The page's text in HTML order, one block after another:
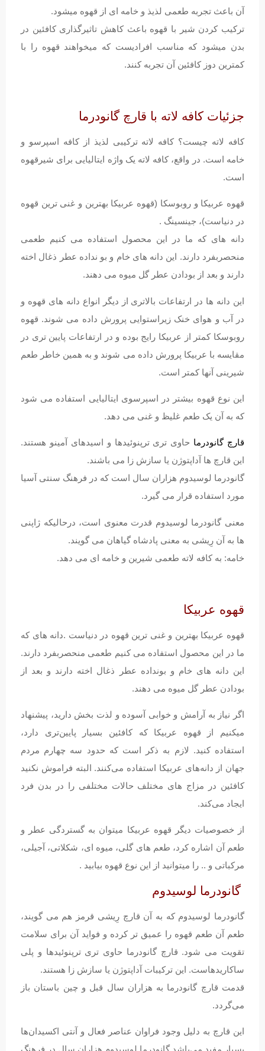
آن باعث تجربه طعمی لذیذ و خامه ای از قهوه میشود.
ترکیب کردن شیر با قهوه باعث کاهش تاثیرگذاری کافئین در
بدن میشود که مناسب افرادیست که میخواهند قهوه را با
کمترین دوز کافئین آن تجربه کنند.
جزئیات کافه لاته با قارچ گانودرما
کافه لاته چیست؟ کافه لاته ترکیبی لذیذ از کافه اسپرسو و
خامه است. در واقع، کافه لاته یک واژه ایتالیایی برای شیرقهوه
است.
قهوه عربیکا و روبوسکا (قهوه عربیکا بهترین و غنی ترین قهوه
در دنیاست)، جینسینگ .
دانه های که ما در این محصول استفاده می کنیم طعمی
منحصربفرد دارند. این دانه های خام و بو نداده عطر ذغال اخته
دارند و بعد از بودادن عطر گل میوه می دهند.
این دانه ها در ارتفاعات بالاتری از دیگر انواع دانه های قهوه و
در آب و هوای خنک زیراستوایی پرورش داده می شوند. قهوه
روبوسکا کمتر از عربیکا رایج بوده و در ارتفاعات پایین تری در
مقایسه با عربیکا پرورش داده می شوند و به همین خاطر طعم
شیرینی آنها کمتر است.
این نوع قهوه بیشتر در اسپرسوی ایتالیایی استفاده می شود
که به آن یک طعم غلیظ و غنی می دهد.
قارچ گانودرما حاوی تری ترپنوئیدها و اسیدهای آمینو هستند.
این قارچ ها آداپتوژن یا سازش زا می باشند.
گانودرما لوسیدوم هزاران سال است که در فرهنگ سنتی آسیا
مورد استفاده قرار می گیرد.
معنی گانودرما لوسیدوم قدرت معنوی است، درحالیکه ژاپنی
ها به آن رِیشی به معنی پادشاه گیاهان می گویند.
خامه: به کافه لاته طعمی شیرین و خامه ای می دهد.
قهوه عربیکا
قهوه عربیکا بهترین و غنی ترین قهوه در دنیاست .دانه های که
ما در این محصول استفاده می کنیم طعمی منحصربفرد دارند.
این دانه های خام و بونداده عطر ذغال اخته دارند و بعد از
بودادن عطر گل میوه می دهند.
اگر نیاز به آرامش و خوابی آسوده و لذت بخش دارید، پیشنهاد
میکنیم از قهوه عربیکا که کافئین بسیار پایین‌تری دارد،
استفاده کنید. لازم به ذکر است که حدود سه چهارم مردم
جهان از دانه‌های عربیکا استفاده می‌کنند. البته فراموش نکنید
کافئین در مزاج های مختلف حالات مختلفی را در بدن فرد
ایجاد می‌کند.
از خصوصیات دیگر قهوه عربیکا میتوان به گستردگی عطر و
طعم آن اشاره کرد، طعم های گلی، میوه ای، شکلاتی، آجیلی،
مرکباتی و .. را میتوانید از این نوع قهوه بیابید .
گانودرما لوسیدوم
گانودرما لوسیدوم که به آن قارچ رِیشی قرمز هم می گویند،
طعم آن طعم قهوه را عمیق تر کرده و فواید آن برای سلامت
تقویت می شود. قارچ گانودرما حاوی تری ترپنوئیدها و پلی
ساکاریدهاست. این ترکیبات آداپتوژن یا سازش زا هستند.
قدمت قارچ گانودرما به هزاران سال قبل و چین باستان باز
می‌گردد.
این قارچ به دلیل وجود فراوان عناصر فعال و آنتی اکسیدان‌ها
بسیار مفید می‌باشد.گانودرما لوسیدوم هزاران سال در فرهنگ